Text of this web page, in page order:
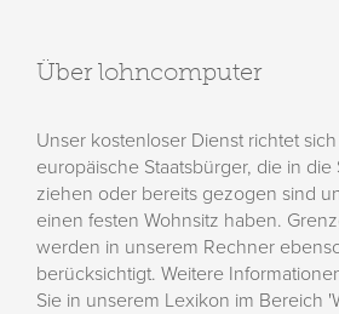
Über lohncomputer
Unser kostenloser Dienst richtet
europäische Staatsbürger, die in die
ziehen oder bereits gezogen sind
einen festen Wohnsitz haben.
werden in unserem Rechner
berücksichtigt. Weitere
Sie in unserem Lexikon im Bereich